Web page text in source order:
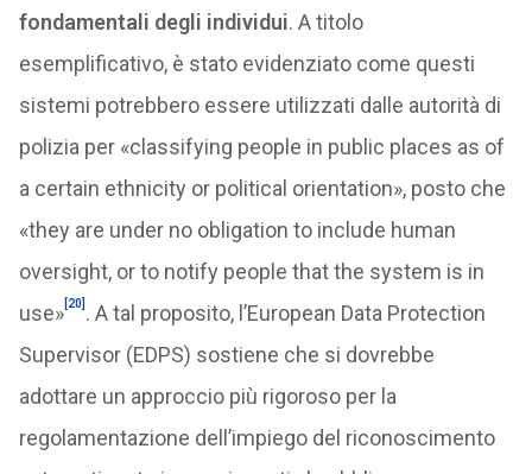
fondamentali degli individui. A titolo
esemplificativo, è stato evidenziato come questi
sistemi potrebbero essere utilizzati dalle autorità di
polizia per «classifying people in public places as of
a certain ethnicity or political orientation», posto che
«they are under no obligation to include human
oversight, or to notify people that the system is in
use»[20] . A tal proposito, l’European Data Protection
Supervisor (EDPS) sostiene che si dovrebbe
adottare un approccio più rigoroso per la
regolamentazione dell’impiego del riconoscimento